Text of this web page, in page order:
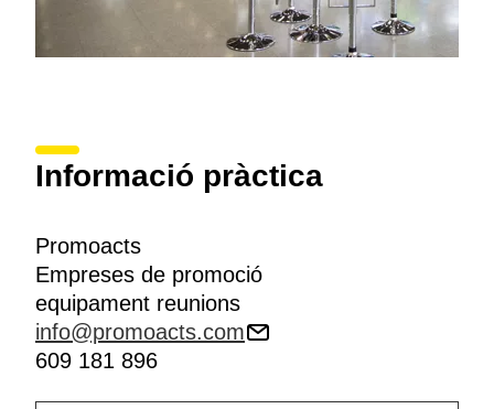
Informació pràctica
Promoacts
Empreses de promoció
equipament reunions
info@promoacts.com
609 181 896